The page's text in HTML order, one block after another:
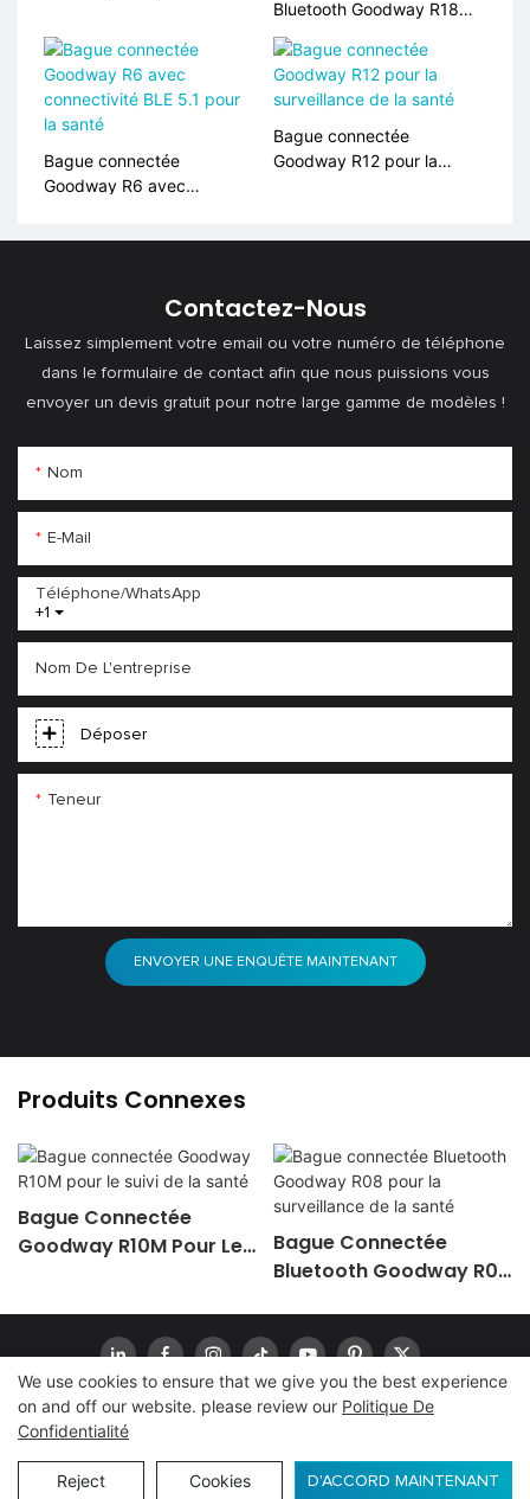
Bluetooth Goodway R18
pour la surveillance de la
santé
Bague connectée
Goodway R6 avec
Bague connectée
Goodway R12 pour la
Contactez-Nous
Laissez simplement votre email ou votre numéro de téléphone
dans le formulaire de contact afin que nous puissions vous
envoyer un devis gratuit pour notre large gamme de modèles !
Nom
E-Mail
+1
Téléphone/WhatsApp
Nom De L'entreprise
Déposer
Teneur
ENVOYER UNE ENQUÊTE MAINTENANT
Produits Connexes
Bague Connectée
Goodway R10M Pour Le
Bague Connectée
Bluetooth Goodway R08
Droit d'auteur© 2024
We use cookies to ensure that we give you the best experience
on and off our website. please review our Politique De
Confidentialité
Reject Cookies D'ACCORD MAINTENANT
ENQUÊTE